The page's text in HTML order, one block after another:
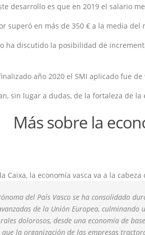
desarrollo es que en 2019 el salario
superó en más de 350 € a la media
ha discutido la posibilidad de
año 2020 el SMI aplicado fue de
sin lugar a dudas, de la fortaleza de la
Más sobre la
Caixa, la economía vasca va a la
del País Vasco se ha consolidado
de la Unión Europea, culminando
dolorosos, desde una economía de
la organización de las empresas